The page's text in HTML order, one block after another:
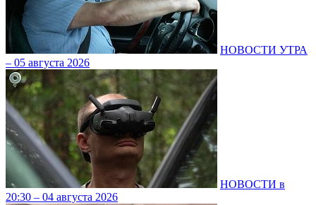
НОВОСТИ УТРА
– 05 августа 2026
НОВОСТИ в
20:30 – 04 августа 2026